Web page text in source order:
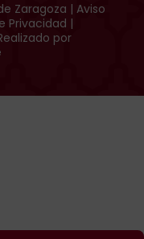
Zaragoza | Aviso
Privacidad |
por